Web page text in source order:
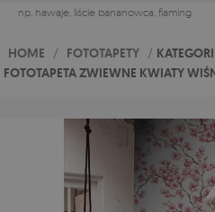
np. hawaje, liście bananowca, flaming
HOME / FOTOTAPETY /
FOTOTAPETA ZWIEWNE KWIATY